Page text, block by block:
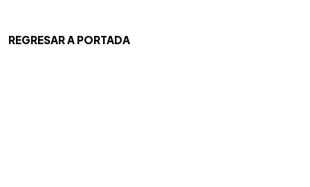
REGRESAR A PORTADA